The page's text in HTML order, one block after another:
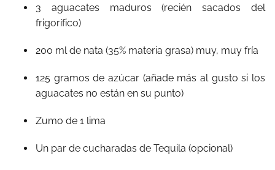
3 aguacates maduros (recién sacados del
frigorífico)
200 ml de nata (35% materia grasa) muy, muy fría
125 gramos de azúcar (añade más al gusto si los
aguacates no están en su punto)
Zumo de 1 lima
Un par de cucharadas de Tequila (opcional)